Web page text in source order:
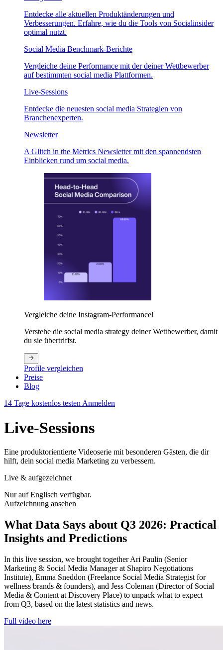
Entdecke alle aktuellen Produktänderungen und
Verbesserungen. Erfahre, wie du die Tools von Socialinsider
optimal nutzt.
Social Media Benchmark-Berichte
Vergleiche deine Performance mit der deiner Wettbewerber
auf bestimmten social media Plattformen.
Live-Sessions
Entdecke die neuesten social media Strategien von
Branchenexperten.
Newsletter
A Glitch in the Metrics Newsletter mit den spannendsten
Einblicken rund um social media.
Vergleiche deine Instagram-Performance!
Verstehe die social media strategy deiner Wettbewerber, damit
du sie übertriffst.
Profile vergleichen
Preise
Blog
14 Tage kostenlos testenAnmelden
Live-Sessions
Eine produktorientierte Videoserie mit besonderen Gästen, die dir
hilft, dein social media Marketing zu verbessern.
Live & aufgezeichnet
Nur auf Englisch verfügbar.
Aufzeichnung ansehen
What Data Says about Q3 2026: Practical
Insights and Predictions
In this live session, we brought together Ari Paulin (Senior
Marketing & Social Media Manager at Shapiro Negotiations
Institute), Emma Sneddon (Freelance Social Media Strategist for
wellness brands & founders), and Jess Coleman (Director of Social
Media & Content at Discovery Place) to unpack what to expect
from Q3, based on the latest statistics and news.
Full video here